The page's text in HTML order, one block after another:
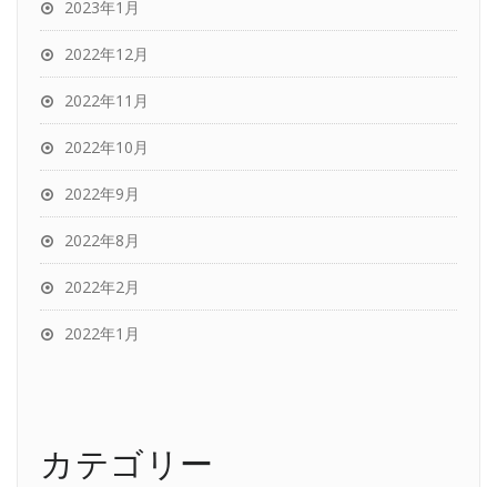
2023年1月
2022年12月
2022年11月
2022年10月
2022年9月
2022年8月
2022年2月
2022年1月
カテゴリー